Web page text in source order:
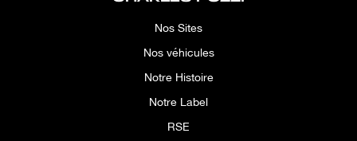
Nos Sites
Nos véhicules
Notre Histoire
Notre Label
RSE